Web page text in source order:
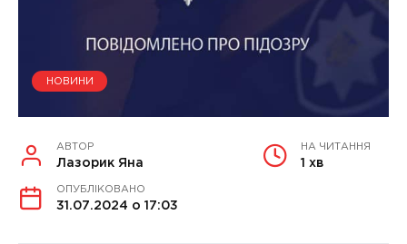
НОВИНИ
АВТОР
Лазорик Яна
НА ЧИТАННЯ
1 хв
ОПУБЛІКОВАНО
31.07.2024 о 17:03